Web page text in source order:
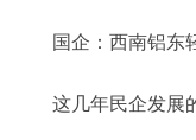
国企：西南铝东
这几年民企发展